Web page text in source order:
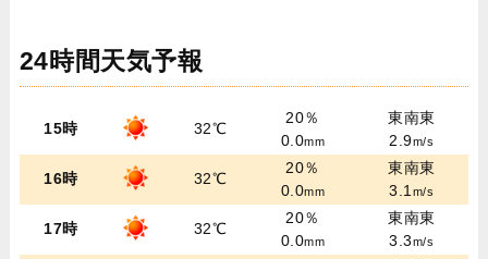
24時間天気予報
15時 32℃
20％
0.0mm
東南東
2.9m/s
16時 32℃
20％
0.0mm
東南東
3.1m/s
17時 32℃
20％
0.0mm
東南東
3.3m/s